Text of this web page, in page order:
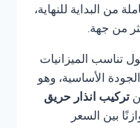
من البداية للنهاية،
من جهة.
تناسب الميزانيات
الأساسية، وهو
تركيب انذار حريق
بين السعر